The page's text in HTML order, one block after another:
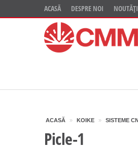
ACASĂ DESPRE NOI NOUTĂȚI
ACASĂ » KOIKE » SISTEME
Picle-1